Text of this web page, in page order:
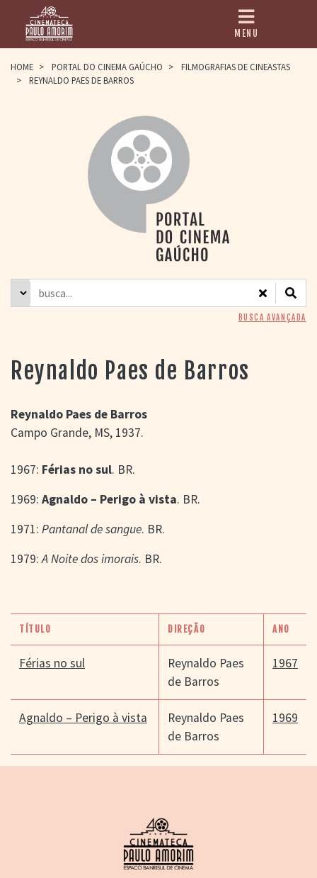
HOME
PAULO AMORIM
> HOMENAGEADOS
> EQUIPE
> ASSOCIAÇÃO DOS
> BIBLIOTECA
ROMEU GRIMALDI
> GRADE SEMANAL
> PREÇOS E
DESCONTOS
PORTAL DO
CINEMA GAÚCHO
> BUSCA AVANÇADA
> LISTA DE FILMES
CINEASTAS
> DISCOGRAFIAS
LOCALIZAÇÃO
MENU
HOME > PORTAL DO CINEMA GAÚCHO >
FILMOGRAFIAS DE CINEASTAS
>
REYNALDO PAES DE BARROS
BUSCA AVANÇADA
Reynaldo Paes de Barros
Reynaldo Paes de Barros
Campo Grande, MS, 1937.
1967: Férias no sul. BR.
1969: Agnaldo – Perigo à vista. BR.
1971: Pantanal de sangue. BR.
1979:A Noite dos imorais. BR.
TÍTULO DIREÇÃO ANO
Férias no sul
Reynaldo Paes
de Barros
1967
Agnaldo – Perigo à vista
Reynaldo Paes
de Barros
1969